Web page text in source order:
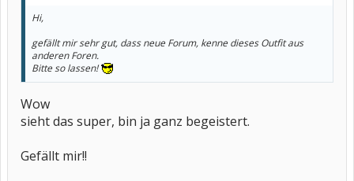
Hi,
gefällt mir sehr gut, dass neue Forum, kenne dieses Outfit aus
anderen Foren.
Bitte so lassen!
Wow
sieht das super, bin ja ganz begeistert.
Gefällt mir!!